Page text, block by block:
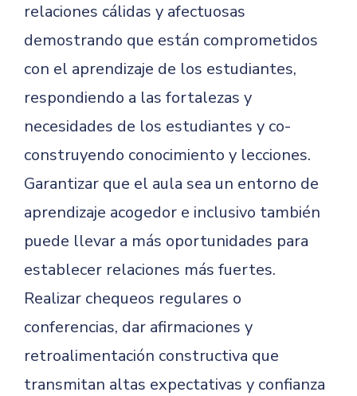
relaciones cálidas y afectuosas
demostrando que están comprometidos
con el aprendizaje de los estudiantes,
respondiendo a las fortalezas y
necesidades de los estudiantes y co-
construyendo conocimiento y lecciones.
Garantizar que el aula sea un entorno de
aprendizaje acogedor e inclusivo también
puede llevar a más oportunidades para
establecer relaciones más fuertes.
Realizar chequeos regulares o
conferencias, dar afirmaciones y
retroalimentación constructiva que
transmitan altas expectativas y confianza